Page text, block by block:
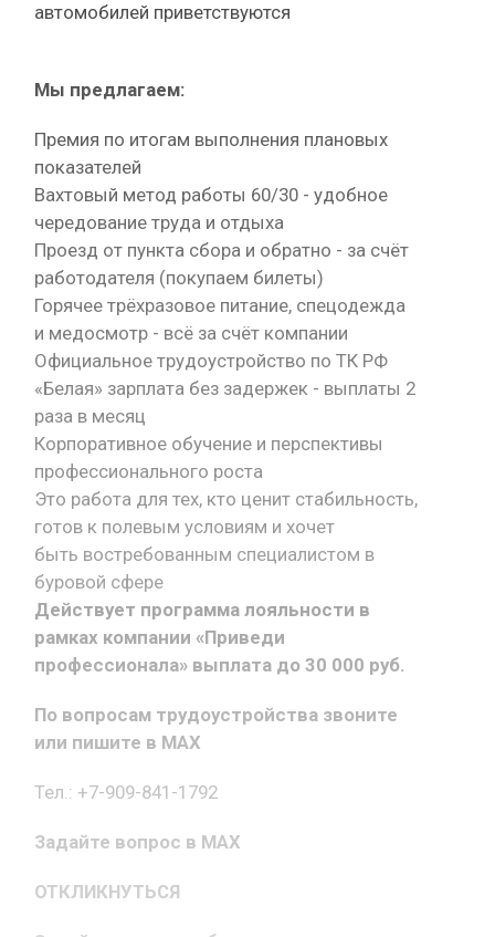
автомобилей приветствуются
Мы предлагаем:
Премия по итогам выполнения плановых
показателей
Вахтовый метод работы 60/30 - удобное
чередование труда и отдыха
Проезд от пункта сбора и обратно - за счёт
работодателя (покупаем билеты)
Горячее трёхразовое питание, спецодежда
и медосмотр - всё за счёт компании
Официальное трудоустройство по ТК РФ
«Белая» зарплата без задержек - выплаты 2
раза в месяц
Корпоративное обучение и перспективы
профессионального роста
Это работа для тех, кто ценит стабильность,
готов к полевым условиям и хочет
быть востребованным специалистом в
буровой сфере
Действует программа лояльности в
рамках компании «Приведи
профессионала» выплата до 30 000 руб.
По вопросам трудоустройства звоните
или пишите в MAX
Тел.: +7-909-841-1792
Задайте вопрос в MAX
ОТКЛИКНУТЬСЯ